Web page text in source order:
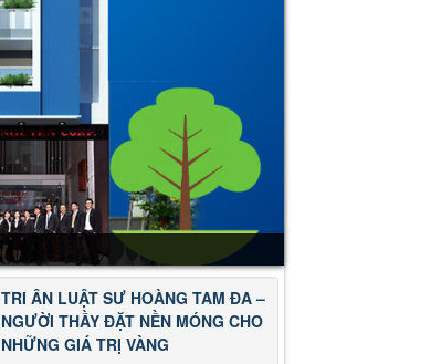
TRI ÂN LUẬT SƯ HOÀNG TAM ĐA –
NGƯỜI THẦY ĐẶT NỀN MÓNG CHO
NHỮNG GIÁ TRỊ VÀNG